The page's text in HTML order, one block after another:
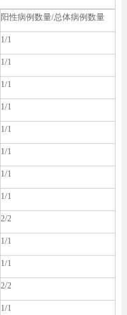
阳性病例数量/总体病例数量
1/1
1/1
1/1
1/1
1/1
1/1
1/1
1/1
2/2
1/1
1/1
2/2
1/1